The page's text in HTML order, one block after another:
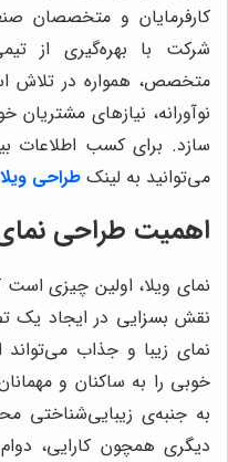
کارفرمایان و متخصصان
شرکت با بهره‌گیری از
متخصص، همواره در تلاش
نوآورانه، نیازهای
سازد. برای کسب اطلاعات
می‌توانید به لینک طراحی ویلا
اهمیت طراحی
نمای ویلا، اولین چیزی
نقش بسزایی در ایجاد یک
نمای زیبا و جذاب
خوبی را به ساکنان و
به جنبه‌ی زیبایی‌شناختی
دیگری همچون کارایی،